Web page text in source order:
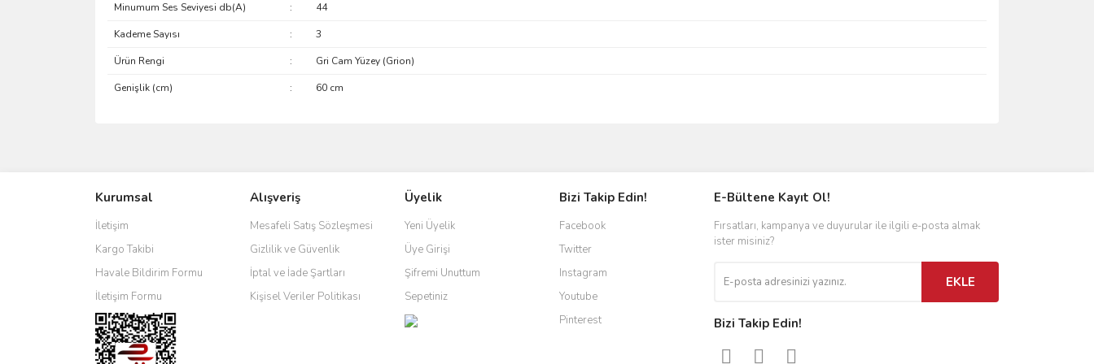
Minumum Ses Seviyesi db(A) : 44
Kademe Sayısı : 3
Ürün Rengi : Gri Cam Yüzey (Grion)
Genişlik (cm) : 60 cm
Ürün resmi kalitesiz, bozuk veya görüntülenemiyor.
Ürün açıklamasında eksik bilgiler bulunuyor.
Ürün bilgilerinde hatalar bulunuyor.
Ürün fiyatı diğer sitelerden daha pahalı.
Bu ürüne benzer farklı alternatifler olmalı.
Kurumsal
İletişim
Kargo Takibi
Havale Bildirim Formu
İletişim Formu
Alışveriş
Mesafeli Satış Sözleşmesi
Gizlilik ve Güvenlik
İptal ve İade Şartları
Kişisel Veriler Politikası
Üyelik
Yeni Üyelik
Üye Girişi
Şifremi Unuttum
Sepetiniz
Bizi Takip Edin!
Facebook
Twitter
Instagram
Youtube
Pinterest
E-Bültene Kayıt Ol!
Fırsatları, kampanya ve duyurular ile ilgili e-posta almak
ister misiniz?
EKLE
Bizi Takip Edin!